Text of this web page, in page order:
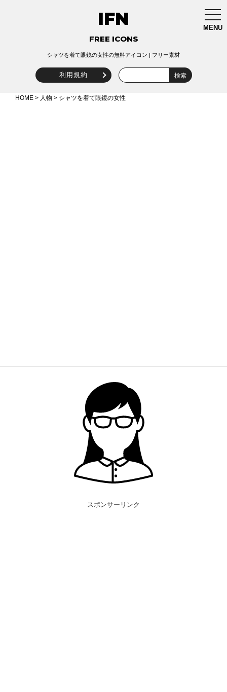
MENU
IFN
FREE ICONS
シャツを着て眼鏡の女性の無料アイコン | フリー素材
利用規約
HOME > 人物 > シャツを着て眼鏡の女性
スポンサーリンク